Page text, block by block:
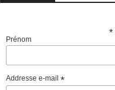
*
Prénom
Addresse e-mail *